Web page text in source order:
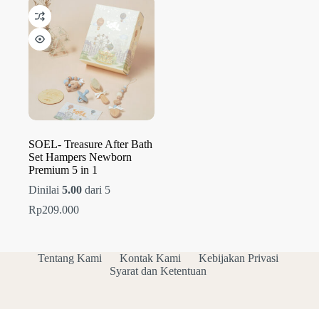
SOEL- Treasure After Bath
Set Hampers Newborn
Premium 5 in 1
Dinilai 5.00 dari 5
Rp209.000
Tentang Kami Kontak Kami
Kebijakan Privasi
Syarat dan Ketentuan